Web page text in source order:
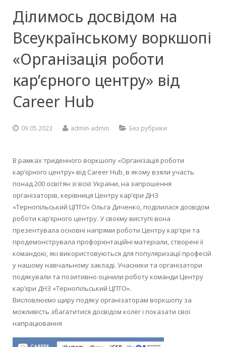
Навчальні кабінети
Майстерні та лабораторії
Спортивна зала
Бібліотека
Актова зала
Гуртожиток
Установчі документи
Мова освітнього процесу
Нормативно-правова база
Публічна інформація
Звіт директора
Соціально-психологічна служба
Художня самодіяльність
Гуртожиток
Інструкції з ОП
Henkel Баутехнік (Україна)
Фомальгаут-Полімін
Кваліфікаційний центр
Методичні комісії
Підвищення кваліфікації
Методична майстерня педагогів
Школа «Молодого педагога»
Атестація
Віртуальний методичний кабінет
Кухар. Пекар. Офіціант
Перукар (перукар-модельєр). Манікюрник
Електромонтер з ремонту та обслуговування
Штукатур. Лицювальник-плиточник. Маляр
(172) Телекомунікації та радіотехніка
Онлайн-анкета
Документи для вступу
Питання для співбесіди та завдання
Розклад вступних випробувань
Поради вступникам
Зайнятість аудиторій
Заміна уроків
Дистанційне навчання
Державна підсумкова атестація
Розмір плати за надання освітніх послуг
Державна кваліфікаційна атестація
Долучитися до партнерства
Проєкти та програми
Контакти
Ділимось досвідом на
Всеукраїнському воркшопі
«Організація роботи
кар’єрного центру» від
Career Hub
09.05.2023 admin-admin Без рубрики
В рамках триденного воркшопу «Організація роботи
кар’єрного центру» від Career Hub, в якому взяли участь
понад 200 освітян зі всієї України, на запрошення
організаторів, керівниця Центру кар’єри ДНЗ
«Тернопільський ЦПТО» Ольга Диченко, поділилася досвідом
роботи кар’єрного центру. У своєму виступі вона
презентувала основні напрями роботи Центру кар’єри та
продемонструвала профорієнтаційні матеріали, створені її
командою, які використовуються для популяризації професій
у нашому навчальному закладі. Учасники та організатори
подякували та позитивно оцінили роботу команди Центру
кар’єри ДНЗ «Тернопільський ЦПТО».
Висловлюємо щиру подяку організаторам воркшопу за
можливість збагатитися досвідом колег і показати свої
напрацювання